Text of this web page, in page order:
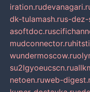
iration.ru
dk-tulamash.rus-dez-
asoftdoc.ru
mudconnector.ru
wundermoscow.ru
su2lgyoeucscn.ru
netoen.ruweb-